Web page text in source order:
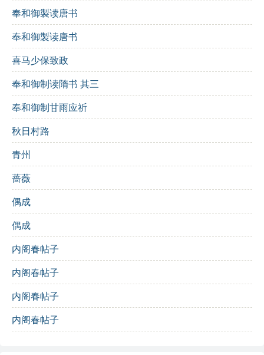
奉和御製读唐书
奉和御製读唐书
喜马少保致政
奉和御制读隋书 其三
奉和御制甘雨应祈
秋日村路
青州
蔷薇
偶成
偶成
内阁春帖子
内阁春帖子
内阁春帖子
内阁春帖子
“结客少年场”：在青年聚会的地方，建立友谊。
“定交杯酒间”：在酒杯之间定下交情。
“相倾在意气”：彼此倾心于意气。
“握手出肺肝”：握手时显露真诚的心意。
“仓皇夜扣门”：匆忙地在夜晚敲门请求见面。
“然诺曾不难”：许下的诺言并不难实现。
“所至足宾客”：无论到哪里都有足够的朋友。
“后乘车班班”：后续的车一班接一班。
“鄠杜走马归”：骑马从鄠杜归来。
“百万供一餐”：花费巨额金钱只为一餐。
“路人侧目视”：路人投来侧目而视的目光。
“仇家骨常寒”：敌人的心始终是寒冷的。
“红尘一箭飞”：在红尘中迅速飞逝。